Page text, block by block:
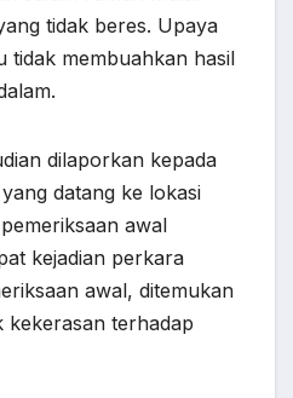
tidak beres. Upaya
tidak membuahkan hasil
dilaporkan kepada
datang ke lokasi
awal
kejadian perkara
awal, ditemukan
kekerasan terhadap